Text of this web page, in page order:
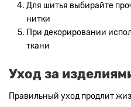
Для шитья выбирайте
нитки
При декорировании
ткани
Уход за
Правильный уход продлит